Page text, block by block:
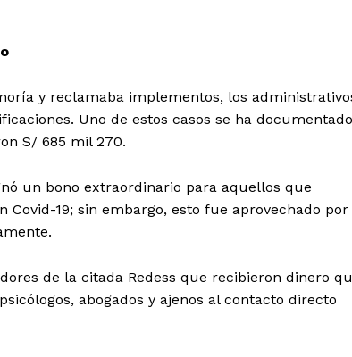
y reclamaba implementos, los
Uno de estos casos se ha documentado
S/ 685 mil 270.
un bono extraordinario para aquellos que
19; sin embargo, esto fue aprovechado por
de la citada Redess que recibieron dinero
abogados y ajenos al contacto directo